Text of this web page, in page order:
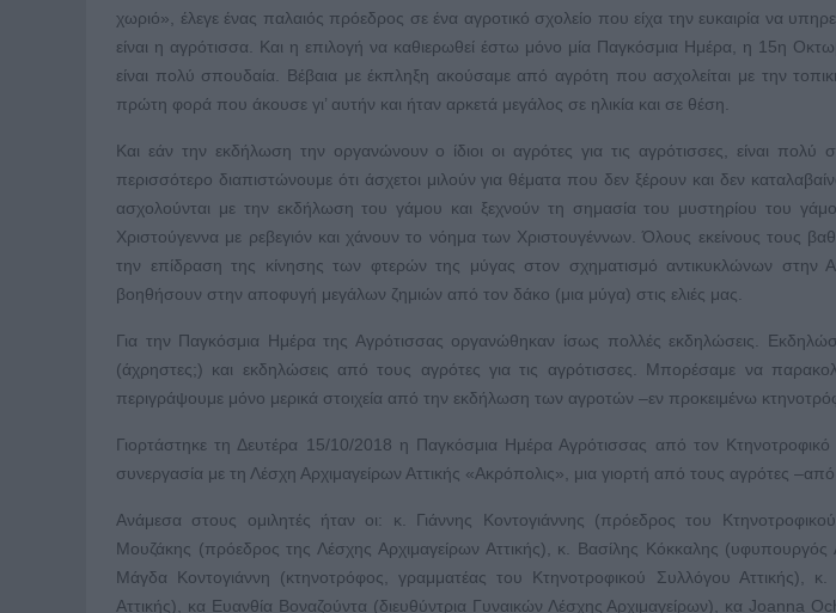
χωριό», έλεγε ένας παλαιός πρόεδρος σε ένα αγροτικό σχολείο που είχα την ευκαιρία να
είναι η αγρότισσα. Και η επιλογή να καθιερωθεί έστω μόνο μία Παγκόσμια Ημέρα, η 15η
είναι πολύ σπουδαία. Βέβαια με έκπληξη ακούσαμε από αγρότη που ασχολείται με την
πρώτη φορά που άκουσε γι’ αυτήν και ήταν αρκετά μεγάλος σε ηλικία και σε θέση.
Και εάν την εκδήλωση την οργανώνουν ο ίδιοι οι αγρότες για τις αγρότισσες, είναι πολύ
περισσότερο διαπιστώνουμε ότι άσχετοι μιλούν για θέματα που δεν ξέρουν και δεν
ασχολούνται με την εκδήλωση του γάμου και ξεχνούν τη σημασία του μυστηρίου του
Χριστούγεννα με ρεβεγιόν και χάνουν το νόημα των Χριστουγέννων. Όλους εκείνους τους
την επίδραση της κίνησης των φτερών της μύγας στον σχηματισμό αντικυκλώνων στην
βοηθήσουν στην αποφυγή μεγάλων ζημιών από τον δάκο (μια μύγα) στις ελιές μας.
Για την Παγκόσμια Ημέρα της Αγρότισσας οργανώθηκαν ίσως πολλές εκδηλώσεις.
(άχρηστες;) και εκδηλώσεις από τους αγρότες για τις αγρότισσες. Μπορέσαμε να
περιγράψουμε μόνο μερικά στοιχεία από την εκδήλωση των αγροτών –εν προκειμένω
Γιορτάστηκε τη Δευτέρα 15/10/2018 η Παγκόσμια Ημέρα Αγρότισσας από τον Κτηνοτροφικό
συνεργασία με τη Λέσχη Αρχιμαγείρων Αττικής «Ακρόπολις», μια γιορτή από τους αγρότες –από
Ανάμεσα στους ομιλητές ήταν οι: κ. Γιάννης Κοντογιάννης (πρόεδρος του
Μουζάκης (πρόεδρος της Λέσχης Αρχιμαγείρων Αττικής), κ. Βασίλης Κόκκαλης
Μάγδα Κοντογιάννη (κτηνοτρόφος, γραμματέας του Κτηνοτροφικού Συλλόγου Αττικής), κ.
Αττικής), κα Ευανθία Βοναζούντα (διευθύντρια Γυναικών Λέσχης Αρχιμαγείρων), κα Joanna